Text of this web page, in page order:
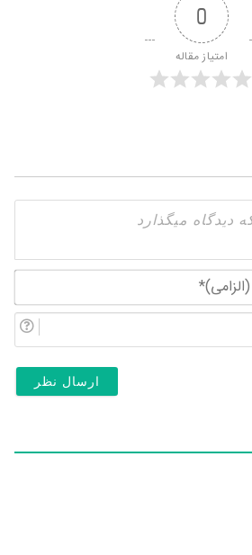
0
امتیاز مقاله
و